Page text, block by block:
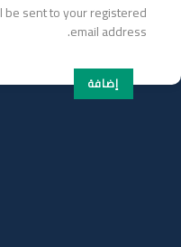
sent to your registered
email address.